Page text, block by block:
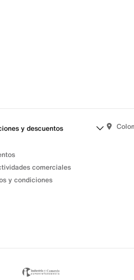
y descuentos
comerciales
y condiciones